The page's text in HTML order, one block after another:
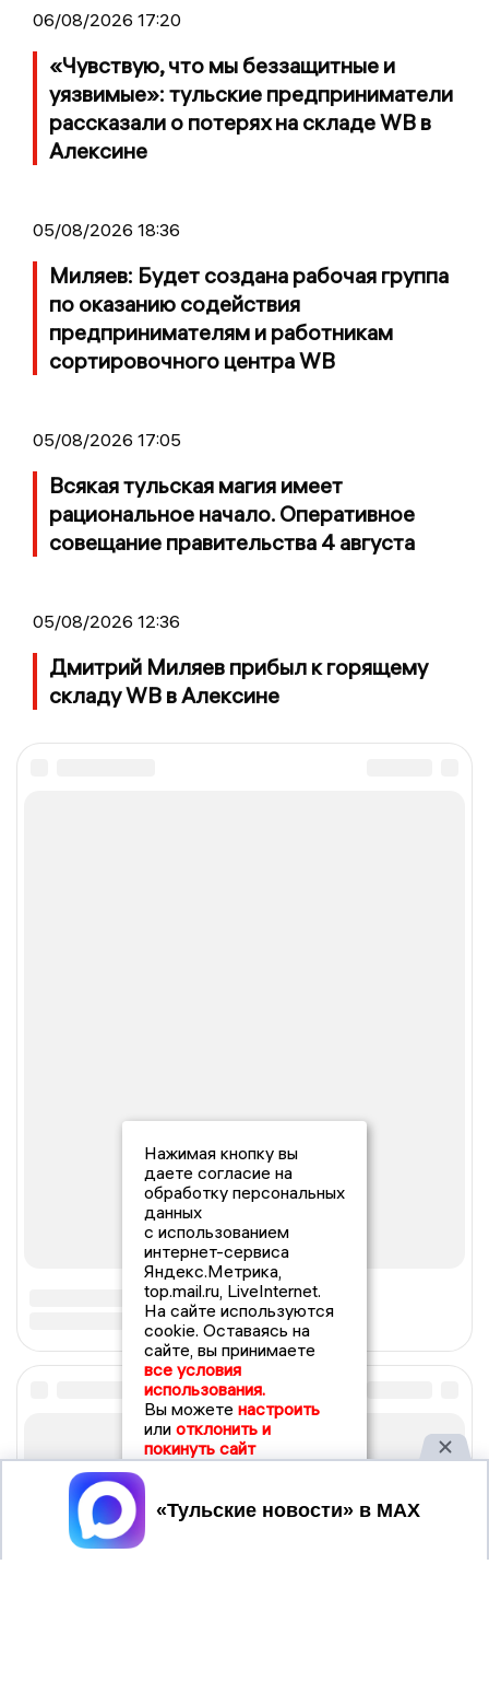
06/08/2026 17:20
«Чувствую, что мы беззащитные и
уязвимые»: тульские предприниматели
рассказали о потерях на складе WB в
Алексине
05/08/2026 18:36
Миляев: Будет создана рабочая группа
по оказанию содействия
предпринимателям и работникам
сортировочного центра WB
05/08/2026 17:05
Всякая тульская магия имеет
рациональное начало. Оперативное
совещание правительства 4 августа
05/08/2026 12:36
Дмитрий Миляев прибыл к горящему
складу WB в Алексине
Нажимая кнопку вы
даете согласие на
обработку персональных
данных
с использованием
интернет-сервиса
Яндекс.Метрика,
top.mail.ru, LiveInternet.
На сайте используются
cookie. Оставаясь на
сайте, вы принимаете
все условия
использования.
Вы можете настроить
или отклонить и
покинуть сайт
Принять